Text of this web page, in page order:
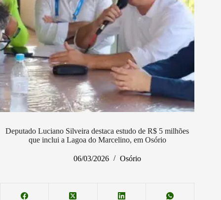
Deputado Luciano Silveira destaca estudo de R$ 5 milhões
que inclui a Lagoa do Marcelino, em Osório
06/03/2026 Osório